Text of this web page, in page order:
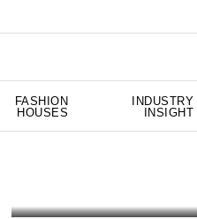
FASHION
HOUSES
INDUSTRY
INSIGHT